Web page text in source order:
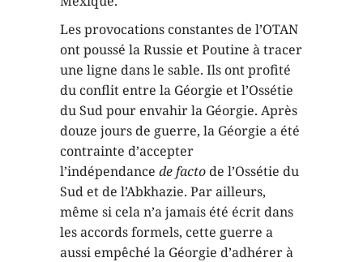
Les provocations constantes de l’OTAN
ont poussé la Russie et Poutine à tracer
une ligne dans le sable. Ils ont profité
du conflit entre la Géorgie et l’Ossétie
du Sud pour envahir la Géorgie. Après
douze jours de guerre, la Géorgie a été
contrainte d’accepter
l’indépendance de factode l’Ossétie du
Sud et de l’Abkhazie. Par ailleurs,
même si cela n’a jamais été écrit dans
les accords formels, cette guerre a
aussi empêché la Géorgie d’adhérer à